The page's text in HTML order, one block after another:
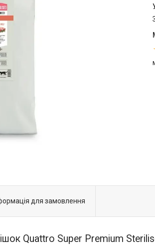
для замовлення
Quattro Super Premium